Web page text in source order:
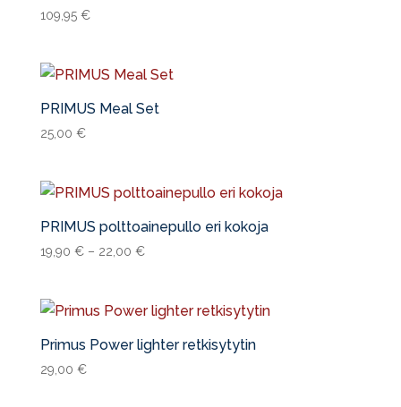
109,95 €
PRIMUS Meal Set
25,00 €
PRIMUS polttoainepullo eri kokoja
19,90 €– 22,00 €
Primus Power lighter retkisytytin
29,00 €